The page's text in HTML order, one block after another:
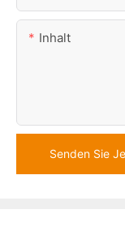
Inhalt
Senden Sie